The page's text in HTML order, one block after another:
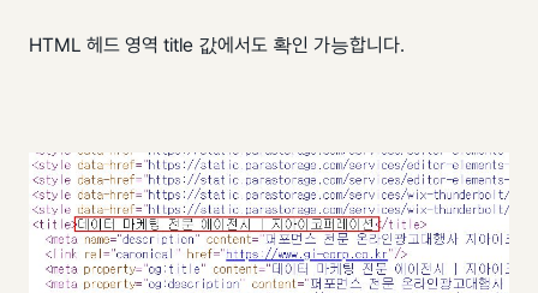
HTML 헤드 영역 title 값에서도 확인 가능합니다.